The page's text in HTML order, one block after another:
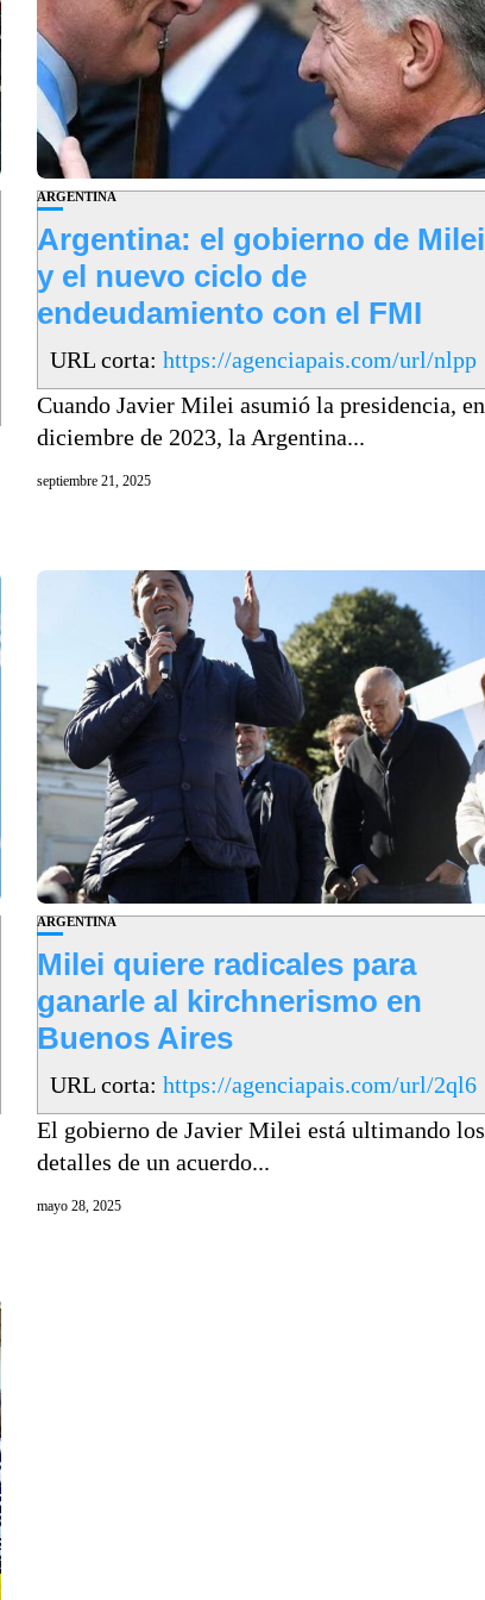
ARGENTINA
Argentina: el gobierno de Milei
y el nuevo ciclo de
endeudamiento con el FMI
URL corta: https://agenciapais.com/url/nlpp
Cuando Javier Milei asumió la presidencia, en
diciembre de 2023, la Argentina...
septiembre 21, 2025
ARGENTINA
Milei quiere radicales para
ganarle al kirchnerismo en
Buenos Aires
URL corta: https://agenciapais.com/url/2ql6
El gobierno de Javier Milei está ultimando los
detalles de un acuerdo...
mayo 28, 2025